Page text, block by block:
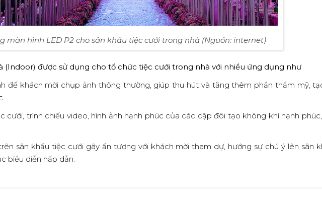
màn hình LED P2 cho sân khấu tiệc cưới trong nhà (Nguồn: internet)
(Indoor) được sử dụng cho tổ chức tiệc cưới trong nhà với nhiều ứng dụng như
để khách mời chụp ảnh thông thường, giúp thu hút và tăng thêm phần thẩm mỹ,
cưới, trình chiếu video, hình ảnh hạnh phúc của các cặp đôi tạo không khí hạnh
sân khấu tiệc cưới gây ấn tượng với khách mời tham dự, hướng sự chú ý lên sân
biểu diễn hấp dẫn.